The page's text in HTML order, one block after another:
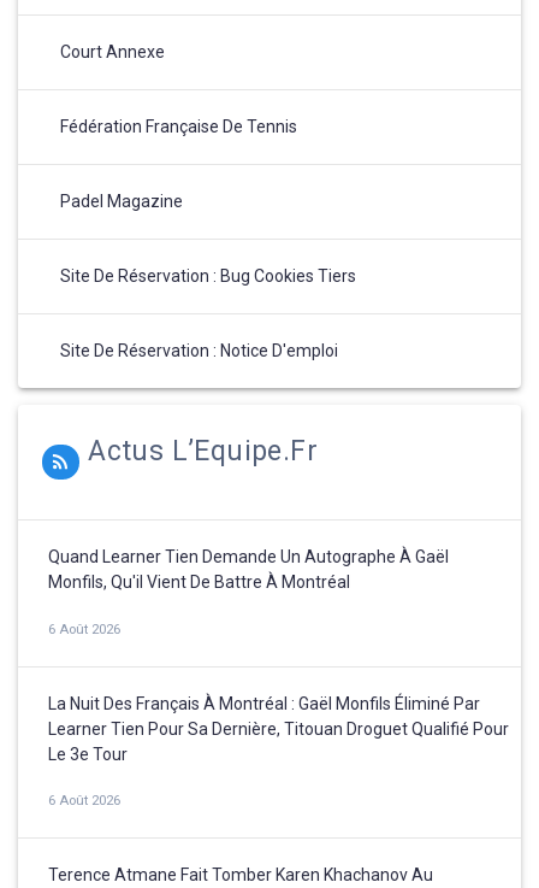
Court Annexe
Fédération Française De Tennis
Padel Magazine
Site De Réservation : Bug Cookies Tiers
Site De Réservation : Notice D'emploi
Actus L’Equipe.fr
Quand Learner Tien Demande Un Autographe À Gaël
Monfils, Qu'il Vient De Battre À Montréal
6 Août 2026
La Nuit Des Français À Montréal : Gaël Monfils Éliminé Par
Learner Tien Pour Sa Dernière, Titouan Droguet Qualifié Pour
Le 3e Tour
6 Août 2026
Terence Atmane Fait Tomber Karen Khachanov Au